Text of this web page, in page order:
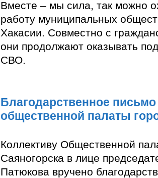
Вместе – мы сила, так можно
работу муниципальных
Хакасии. Совместно с
они продолжают оказывать
СВО.
Благодарственное письмо
общественной палаты
Коллективу Общественной
Саяногорска в лице
Патюкова вручено